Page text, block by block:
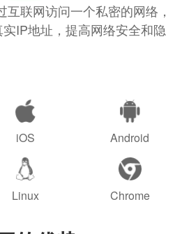
联网访问一个私密的网络，
IP地址，提高网络安全和隐
iOS Android
Linux Chrome